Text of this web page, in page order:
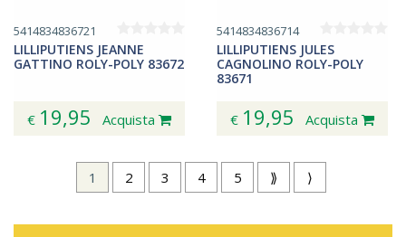
5414834836721
LILLIPUTIENS JEANNE
GATTINO ROLY-POLY 83672
€ 19,95 Acquista
5414834836714
LILLIPUTIENS JULES
CAGNOLINO ROLY-POLY
83671
€ 19,95 Acquista
1 2 3 4 5 ⟫ ⟩